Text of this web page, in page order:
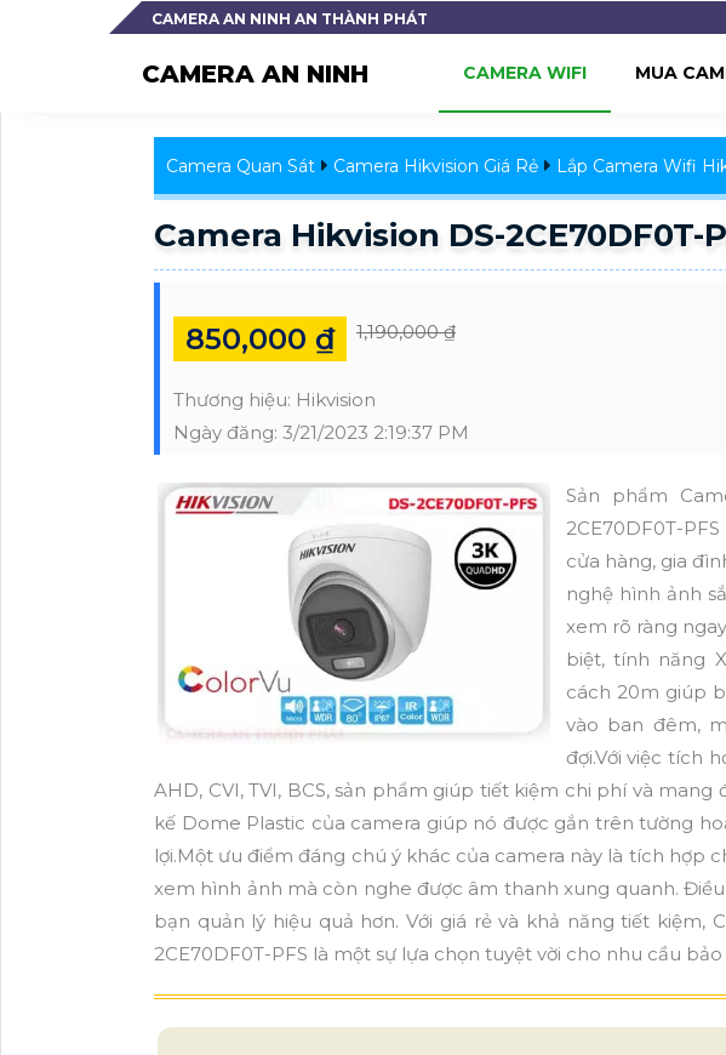
CAMERA AN NINH AN THÀNH PHÁT
CAMERA AN NINH CAMERA WIFI MUA
Camera Quan Sát Camera Hikvision Giá Rẻ Lắp Camera Wifi
Camera Hikvision DS-2CE70DF0T-
850,000 ₫ 1,190,000 ₫
Thương hiệu: Hikvision
Ngày đăng: 3/21/2023 2:19:37 PM
Sản phẩm
2CE70DF0T-
cửa hàng, gia
nghệ hình ảnh
xem rõ ràng
biệt, tính năng
cách 20m giúp
vào ban đêm,
đợi.Với việc tích
AHD, CVI, TVI, BCS, sản phẩm giúp tiết kiệm chi phí và
kế Dome Plastic của camera giúp nó được gắn trên tường
lợi.Một ưu điểm đáng chú ý khác của camera này là tích hợp
xem hình ảnh mà còn nghe được âm thanh xung quanh.
bạn quản lý hiệu quả hơn. Với giá rẻ và khả năng tiết kiệm,
2CE70DF0T-PFS là một sự lựa chọn tuyệt vời cho nhu cầu